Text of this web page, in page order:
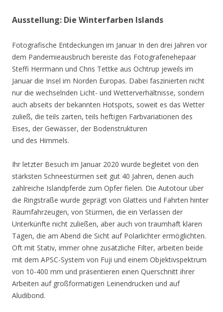
Ausstellung: Die Winterfarben Islands
Fotografische Entdeckungen im Januar In den drei Jahren vor
dem Pandemieausbruch bereiste das Fotografenehepaar
Steffi Herrmann und Chris Tettke aus Ochtrup jeweils im
Januar die Insel im Norden Europas. Dabei faszinierten nicht
nur die wechselnden Licht- und Wetterverhältnisse, sondern
auch abseits der bekannten Hotspots, soweit es das Wetter
zuließ, die teils zarten, teils heftigen Farbvariationen des
Eises, der Gewässer, der Bodenstrukturen
und des Himmels.
Ihr letzter Besuch im Januar 2020 wurde begleitet von den
stärksten Schneestürmen seit gut 40 Jahren, denen auch
zahlreiche Islandpferde zum Opfer fielen. Die Autotour über
die Ringstraße wurde geprägt von Glatteis und Fahrten hinter
Räumfahrzeugen, von Stürmen, die ein Verlassen der
Unterkünfte nicht zuließen, aber auch von traumhaft klaren
Tagen, die am Abend die Sicht auf Polarlichter ermöglichten.
Oft mit Stativ, immer ohne zusätzliche Filter, arbeiten beide
mit dem APSC-System von Fuji und einem Objektivspektrum
von 10-400 mm und präsentieren einen Querschnitt ihrer
Arbeiten auf großformatigen Leinendrucken und auf
Aludibond.